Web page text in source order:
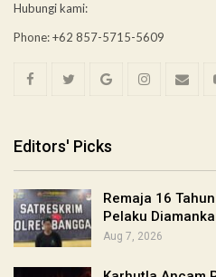
Hubungi kami:
Phone: +62 857-5715-5609
Editors' Picks
Remaja 16
Pelaku
Aug 7, 2026